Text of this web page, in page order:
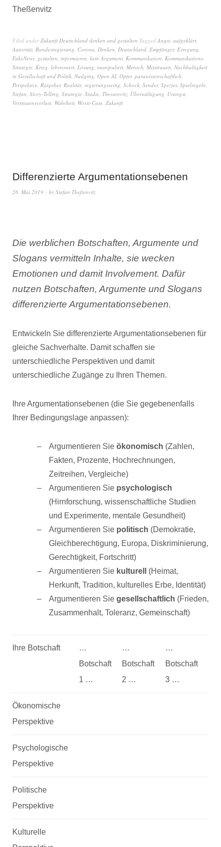
Theßenvitz
Filed underZukunft Deutschland denken und gestalten Tagged Angst, aufgeklärt,
Autorität, Bundesregierung, Corona, Denken, Deutschland, Empfänger, Erregung,
FakeNews, gestalten, informieren, kein Argument, Kommunikation, Kommunikations-
Strategie, Krieg, lebenswert, Lösung, manipuliert, Mensch, Misstrauen, Nachhaltigkeit
in Gesellschaft und Politik, Nudging, Open AI, Opfer, parawissenschaftlich,
Perspektive, Ratgeber, Realität, regierungsseitig, Schock, Sender, Spezies, Spielregeln,
Stefan, Story-Telling, Strategie, Studie, Thessenvitz, Überwältigung, Urangst,
Vertrauensverlust, Wahrheit, Worst-Case, Zukunft
Differenzierte Argumentationsebenen
26. Mai 2019 by Stefan Theßenvitz
Die werblichen Botschaften, Argumente und
Slogans vermitteln Inhalte, sie wecken
Emotionen und damit Involvement. Dafür
nutzen Botschaften, Argumente und Slogans
differenzierte Argumentationsebenen.
Entwickeln Sie differenzierte Argumentationsebenen für
gleiche Sachverhalte. Damit schaffen sie
unterschiedliche Perspektiven und damit
unterschiedliche Zugänge zu Ihren Themen.
Ihre Argumentationsebenen (die Sie gegebenenfalls
Ihrer Bedingungslage anpassen):
Argumentieren Sie ökonomisch (Zahlen,
Fakten, Prozente, Hochrechnungen,
Zeitreihen, Vergleiche)
Argumentieren Sie psychologisch
(Hirnforschung, wissenschaftliche Studien
und Experimente, mentale Gesundheit)
Argumentieren Sie politisch (Demokratie,
Gleichberechtigung, Europa, Diskriminierung,
Gerechtigkeit, Fortschritt)
Argumentieren Sie kulturell
(Heimat,
Herkunft, Tradition, kulturelles Erbe, Identität)
Argumentieren Sie gesellschaftlich (Frieden,
Zusammenhalt, Toleranz, Gemeinschaft)
Ihre Botschaft
…
Botschaft
1 …
…
Botschaft
2 …
…
Botschaft
3 …
Ökonomische
Perspektive
Psychologische
Perspektive
Politische
Perspektive
Kulturelle